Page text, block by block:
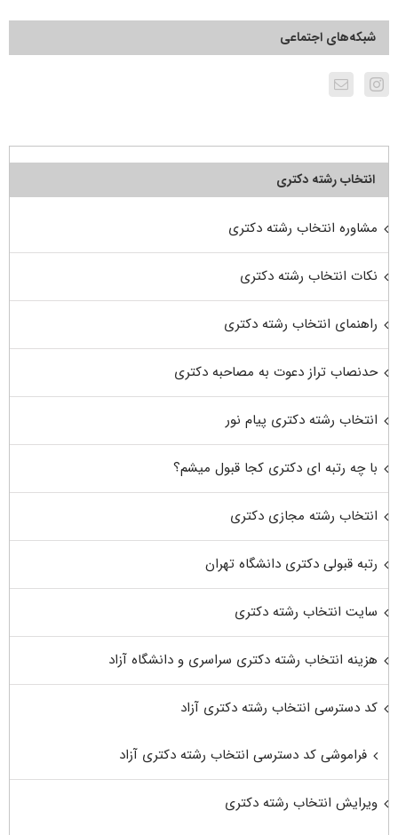
شبکه‌های اجتماعی
انتخاب رشته دکتری
مشاوره انتخاب رشته دکتری
نکات انتخاب رشته دکتری
راهنمای انتخاب رشته دکتری
حدنصاب تراز دعوت به مصاحبه دکتری
انتخاب رشته دکتری پیام نور
با چه رتبه ای دکتری کجا قبول میشم؟
انتخاب رشته مجازی دکتری
رتبه قبولی دکتری دانشگاه تهران
سایت انتخاب رشته دکتری
هزینه انتخاب رشته دکتری سراسری و دانشگاه آزاد
کد دسترسی انتخاب رشته دکتری آزاد
فراموشی کد دسترسی انتخاب رشته دکتری آزاد
ویرایش انتخاب رشته دکتری